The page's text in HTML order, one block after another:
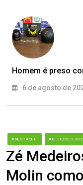
Homem é preso
6 de agosto de
#DESTAQUE #ELEIÇÕES
Zé
Molin